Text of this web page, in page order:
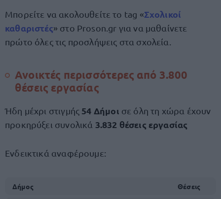
Μπορείτε να ακολουθείτε το tag «Σχολικοί
καθαριστές» στο Proson.gr για να μαθαίνετε
πρώτο όλες τις προσλήψεις στα σχολεία.
Ανοικτές περισσότερες από 3.800
θέσεις εργασίας
Ήδη μέχρι στιγμής 54 Δήμοι σε όλη τη χώρα έχουν
προκηρύξει συνολικά 3.832 θέσεις εργασίας
Ενδεικτικά αναφέρουμε:
Δήμος Θέσεις